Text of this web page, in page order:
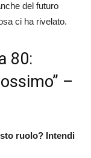
del futuro
ci ha rivelato.
80:
–
ruolo? Intendi